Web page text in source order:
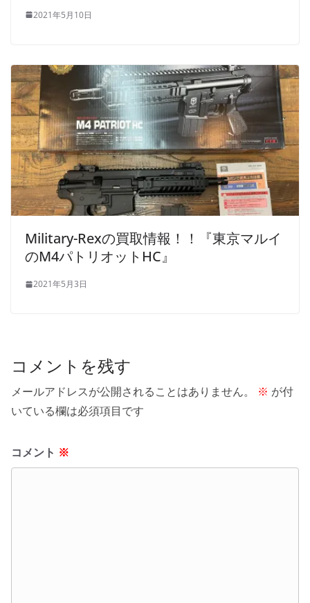
2021年5月10日
Military-Rexの買取情報！！『東京マルイ
のM4パトリオットHC』
2021年5月3日
コメントを残す
メールアドレスが公開されることはありません。 ※ が付
いている欄は必須項目です
コメント ※